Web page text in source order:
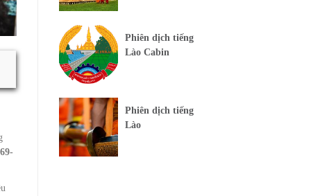
Phiên dịch tiếng
Lào Cabin
Phiên dịch tiếng
Lào